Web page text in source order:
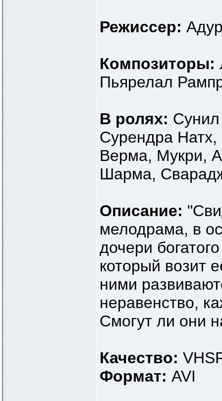
Режиссер:
Композиторы:
Пьярелал
В ролях:
Сурендра
Верма, Мукри,
Шарма,
Описание:
мелодрама, в
дочери
который возит
ними
неравенство,
Смогут ли они
Качество:
Формат: AVI